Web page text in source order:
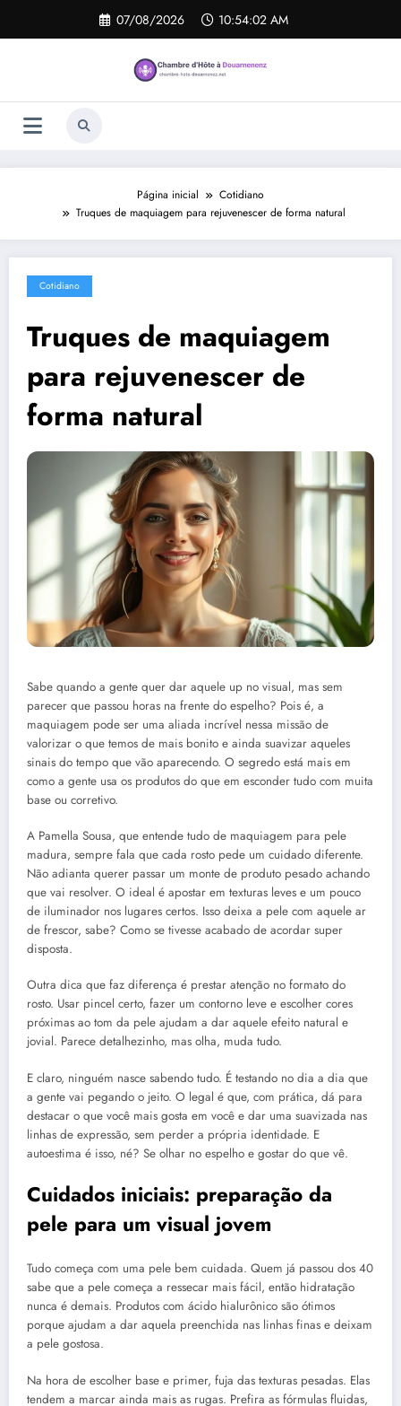
o
07/08/2026 10:54:03 AM
Página inicial
Cotidiano
Truques de maquiagem para rejuvenescer de forma natural
Cotidiano
Truques de maquiagem
para rejuvenescer de
forma natural
Sabe quando a gente quer dar aquele up no visual, mas sem
parecer que passou horas na frente do espelho? Pois é, a
maquiagem pode ser uma aliada incrível nessa missão de
valorizar o que temos de mais bonito e ainda suavizar aqueles
sinais do tempo que vão aparecendo. O segredo está mais em
como a gente usa os produtos do que em esconder tudo com muita
base ou corretivo.
A Pamella Sousa, que entende tudo de maquiagem para pele
madura, sempre fala que cada rosto pede um cuidado diferente.
Não adianta querer passar um monte de produto pesado achando
que vai resolver. O ideal é apostar em texturas leves e um pouco
de iluminador nos lugares certos. Isso deixa a pele com aquele ar
de frescor, sabe? Como se tivesse acabado de acordar super
disposta.
Outra dica que faz diferença é prestar atenção no formato do
rosto. Usar pincel certo, fazer um contorno leve e escolher cores
próximas ao tom da pele ajudam a dar aquele efeito natural e
jovial. Parece detalhezinho, mas olha, muda tudo.
E claro, ninguém nasce sabendo tudo. É testando no dia a dia que
a gente vai pegando o jeito. O legal é que, com prática, dá para
destacar o que você mais gosta em você e dar uma suavizada nas
linhas de expressão, sem perder a própria identidade. E
autoestima é isso, né? Se olhar no espelho e gostar do que vê.
Cuidados iniciais: preparação da
pele para um visual jovem
Tudo começa com uma pele bem cuidada. Quem já passou dos 40
sabe que a pele começa a ressecar mais fácil, então hidratação
nunca é demais. Produtos com ácido hialurônico são ótimos
porque ajudam a dar aquela preenchida nas linhas finas e deixam
a pele gostosa.
Na hora de escolher base e primer, fuja das texturas pesadas. Elas
tendem a marcar ainda mais as rugas. Prefira as fórmulas fluidas,